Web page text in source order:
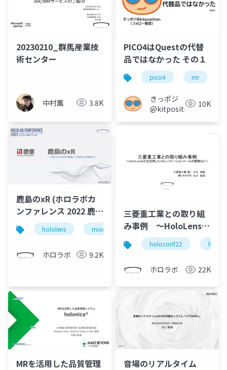
20230210_群馬産業技
術センター
中村薫 3.8K
PICO4はQuestの代替
品ではなかった その１
pico4 mr
きっポジ
@kitposition 10K
鹿島のxR (ホロラボカ
ンファレンス 2022 鹿島
建設株式会社 近藤様 発
表スライド)
hololens mixed reality holoconf22
ホロラボ 9.2K
三菱重工業との取り組
み事例 ～HoloLensな
どを活用した現場向け
コミュニケーションツ
holoconf22
ホロラボ 22K
MRを活用した品質管理
音場のリアルタイム